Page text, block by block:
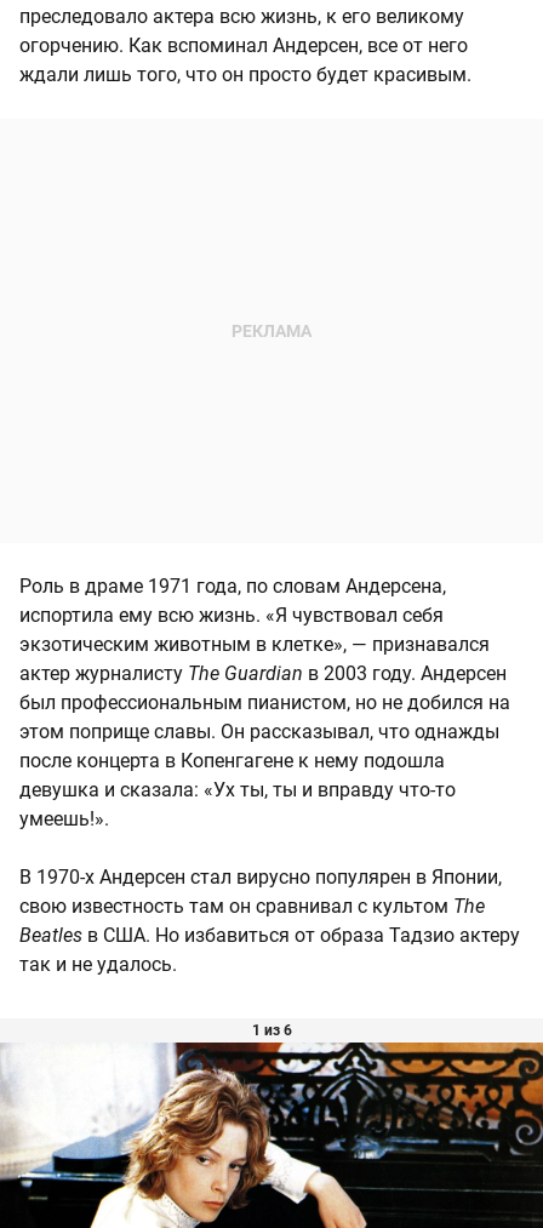
преследовало актера всю жизнь, к его великому
огорчению. Как вспоминал Андерсен, все от него
ждали лишь того, что он просто будет красивым.
Роль в драме 1971 года, по словам Андерсена,
испортила ему всю жизнь. «Я чувствовал себя
экзотическим животным в клетке», — признавался
актер журналисту The Guardian в 2003 году. Андерсен
был профессиональным пианистом, но не добился на
этом поприще славы. Он рассказывал, что однажды
после концерта в Копенгагене к нему подошла
девушка и сказала: «Ух ты, ты и вправду что-то
умеешь!».
В 1970-х Андерсен стал вирусно популярен в Японии,
свою известность там он сравнивал с культом The
Beatles в США. Но избавиться от образа Тадзио актеру
так и не удалось.
1 из 6